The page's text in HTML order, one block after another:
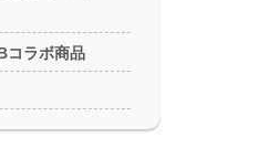
コラボ商品